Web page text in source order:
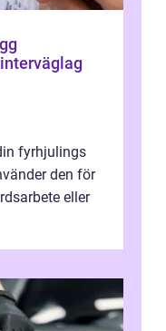
fyrhjulings
den för
eller